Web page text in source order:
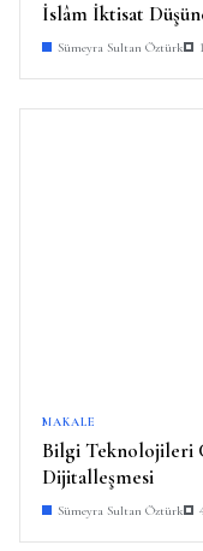
İslâm İktisat
Sümeyra Sultan Öztürk
MAKALE
Bilgi Teknolojileri
Dijitalleşmesi
Sümeyra Sultan Öztürk